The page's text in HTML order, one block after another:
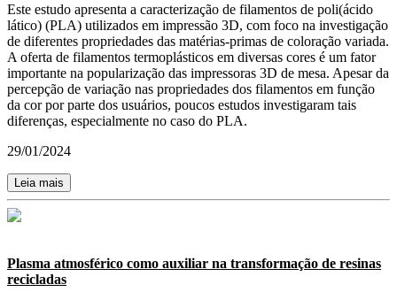
Este estudo apresenta a caracterização de filamentos de poli(ácido
lático) (PLA) utilizados em impressão 3D, com foco na investigação
de diferentes propriedades das matérias-primas de coloração variada.
A oferta de filamentos termoplásticos em diversas cores é um fator
importante na popularização das impressoras 3D de mesa. Apesar da
percepção de variação nas propriedades dos filamentos em função
da cor por parte dos usuários, poucos estudos investigaram tais
diferenças, especialmente no caso do PLA.
29/01/2024
Leia mais
Plasma atmosférico como auxiliar na transformação de resinas
recicladas